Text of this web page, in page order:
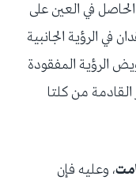
في العين على
في الرؤية الجانبية
الرؤية المفقودة
من كلتا
، وعليه فإن